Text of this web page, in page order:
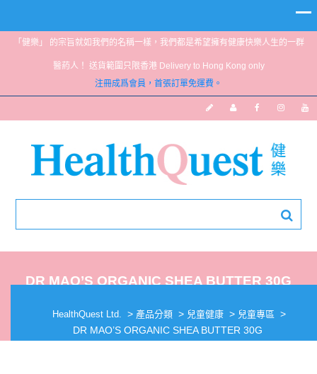
「健樂」 的宗旨就如我們的名稱一樣，我們都是希望擁有健康快樂人生的一群
醫葯人！ 送貨範圍只限香港 Delivery to Hong Kong only
注冊成爲會員，首張訂單免運費。
DR MAO’S ORGANIC SHEA BUTTER 30G
HealthQuest Ltd. > 產品分類 > 兒童健康 > 兒童專區 >
DR MAO’S ORGANIC SHEA BUTTER 30G